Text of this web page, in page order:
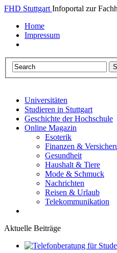
FHD Stuttgart Infoportal zur
Home
Impressum
Universitäten
Studieren in Stuttgart
Geschichte der Hochschule
Online Magazin
Esoterik
Finanzen &
Gesundheit
Haushalt & Tiere
Mode & Schmuck
Nachrichten
Reisen & Urlaub
Telekommunikation
Aktuelle Beiträge